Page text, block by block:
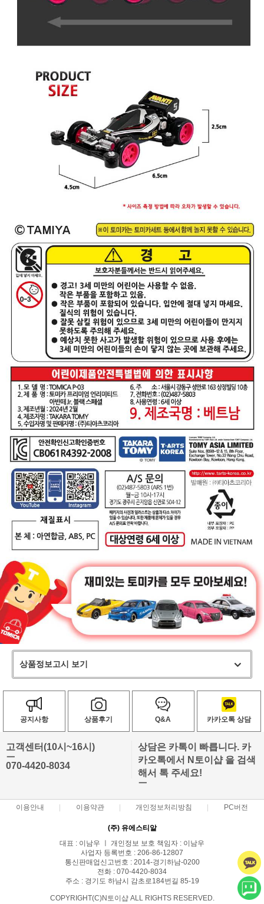
상품정보고시 보기
공지사항 상품후기 Q&A 카카오톡 상담
고객센터(10시~16시)
ㅡ
070-4420-8034
상담은 카톡이 빠릅니다. 카
카오톡에서 N토이샵 을 검색
해서 톡 주세요!
ㅡ
이용안내 이용약관 개인정보처리방침 PC버전
(주) 유에스티알
대표 : 이남우 ㅣ 개인정보 보호 책임자 : 이남우
사업자 등록번호 : 206-86-12807
통신판매업신고번호 : 2014-경기하남-0200
전화 : 070-4420-8034
주소 : 경기도 하남시 감초로184번길 85-19
COPYRIGHT(C)N토이샵 ALL RIGHTS RESERVED.